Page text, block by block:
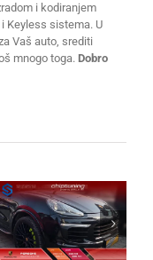
i kodiranjem
Keyless sistema. U
Vaš auto, srediti
mnogo toga. Dobro